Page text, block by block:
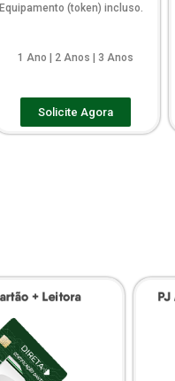
Equipamento (token) incluso.
1 Ano | 2 Anos | 3 Anos
Solicite Agora